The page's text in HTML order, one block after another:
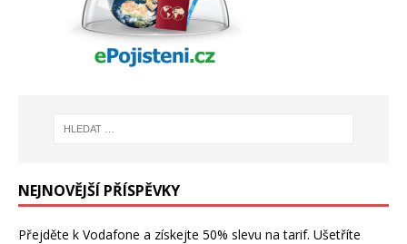
NEJNOVĚJŠÍ PŘÍSPĚVKY
Přejděte k Vodafone a získejte 50% slevu na tarif. Ušetříte